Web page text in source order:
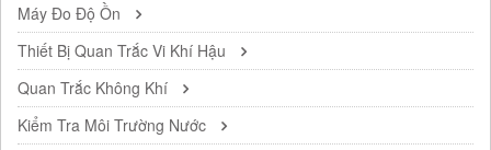
Máy Đo Độ Ồn
Thiết Bị Quan Trắc Vi Khí Hậu
Quan Trắc Không Khí
Kiểm Tra Môi Trường Nước